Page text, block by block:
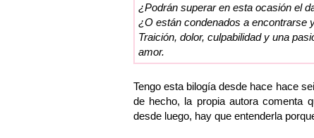
¿Podrán superar en esta ocasión el
¿O están condenados a encontrarse
Traición, dolor, culpabilidad y una
amor.
Tengo esta bilogía desde hace hace
de hecho, la propia autora comenta
desde luego, hay que entenderla